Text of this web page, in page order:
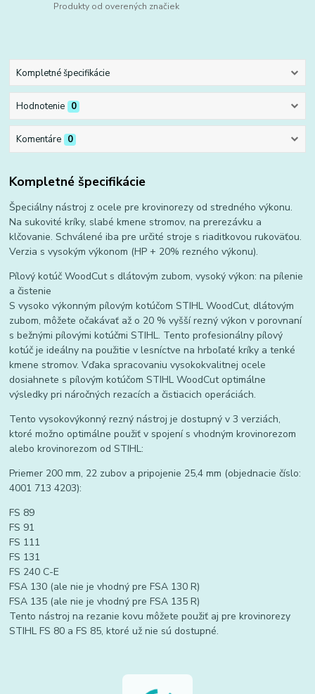
Produkty od overených značiek
Kompletné špecifikácie
Hodnotenie 0
Komentáre 0
Kompletné špecifikácie
Špeciálny nástroj z ocele pre krovinorezy od stredného výkonu.
Na sukovité kríky, slabé kmene stromov, na prerezávku a
klčovanie. Schválené iba pre určité stroje s riaditkovou rukoväťou.
Verzia s vysokým výkonom (HP + 20% rezného výkonu).
Pílový kotúč WoodCut s dlátovým zubom, vysoký výkon: na pílenie
a čistenie
S vysoko výkonným pílovým kotúčom STIHL WoodCut, dlátovým
zubom, môžete očakávať až o 20 % vyšší rezný výkon v porovnaní
s bežnými pílovými kotúčmi STIHL. Tento profesionálny pílový
kotúč je ideálny na použitie v lesníctve na hrboľaté kríky a tenké
kmene stromov. Vďaka spracovaniu vysokokvalitnej ocele
dosiahnete s pílovým kotúčom STIHL WoodCut optimálne
výsledky pri náročných rezacích a čistiacich operáciách.
Tento vysokovýkonný rezný nástroj je dostupný v 3 verziách,
ktoré možno optimálne použiť v spojení s vhodným krovinorezom
alebo krovinorezom od STIHL:
Priemer 200 mm, 22 zubov a pripojenie 25,4 mm (objednacie číslo:
4001 713 4203):
FS 89
FS 91
FS 111
FS 131
FS 240 C-E
FSA 130 (ale nie je vhodný pre FSA 130 R)
FSA 135 (ale nie je vhodný pre FSA 135 R)
Tento nástroj na rezanie kovu môžete použiť aj pre krovinorezy
STIHL FS 80 a FS 85, ktoré už nie sú dostupné.